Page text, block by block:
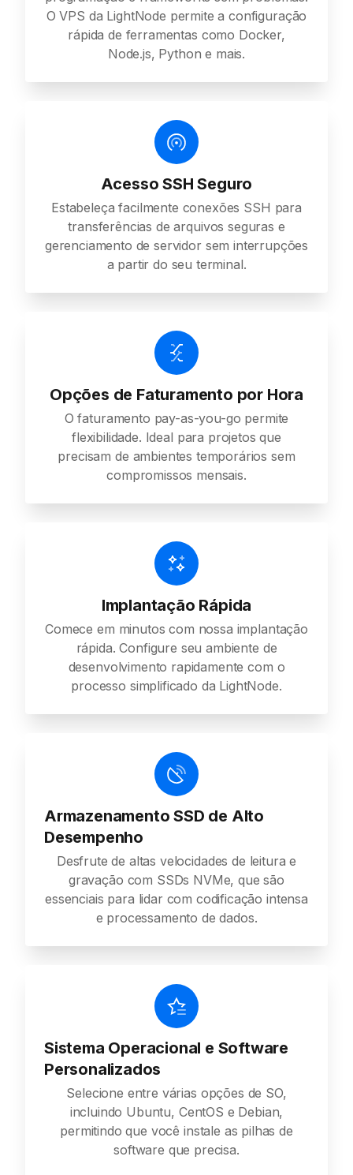
O VPS da LightNode permite a configuração
rápida de ferramentas como Docker,
Node.js, Python e mais.
Acesso SSH Seguro
Estabeleça facilmente conexões SSH para
transferências de arquivos seguras e
gerenciamento de servidor sem interrupções
a partir do seu terminal.
Opções de Faturamento por Hora
O faturamento pay-as-you-go permite
flexibilidade. Ideal para projetos que
precisam de ambientes temporários sem
compromissos mensais.
Implantação Rápida
Comece em minutos com nossa implantação
rápida. Configure seu ambiente de
desenvolvimento rapidamente com o
processo simplificado da LightNode.
Armazenamento SSD de Alto
Desempenho
Desfrute de altas velocidades de leitura e
gravação com SSDs NVMe, que são
essenciais para lidar com codificação intensa
e processamento de dados.
Sistema Operacional e Software
Personalizados
Selecione entre várias opções de SO,
incluindo Ubuntu, CentOS e Debian,
permitindo que você instale as pilhas de
software que precisa.